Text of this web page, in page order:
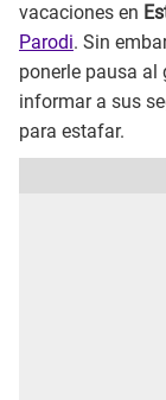
vacaciones en
Parodi. Sin
ponerle pausa al
informar a sus
para estafar.